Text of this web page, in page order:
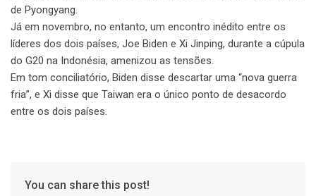
de Pyongyang.
Já em novembro, no entanto, um encontro inédito entre os
líderes dos dois países, Joe Biden e Xi Jinping, durante a cúpula
do G20 na Indonésia, amenizou as tensões.
Em tom conciliatório, Biden disse descartar uma “nova guerra
fria”, e Xi disse que Taiwan era o único ponto de desacordo
entre os dois países.
You can share this post!